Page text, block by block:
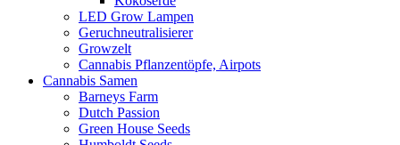
LED Grow Lampen
Geruchneutralisierer
Growzelt
Cannabis Pflanzentöpfe, Airpots
Cannabis Samen
Barneys Farm
Dutch Passion
Green House Seeds